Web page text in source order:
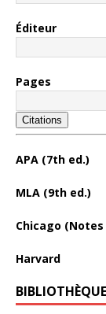
Éditeur
Pages
Citations
APA (7th ed.)
MLA (9th ed.)
Chicago
Harvard